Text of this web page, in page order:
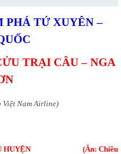
PHÁ TỨ XUYÊN –
TRẠI CÂU – NGA
Việt Nam Airline)
– MẬU HUYỆN (Ăn: Chiều